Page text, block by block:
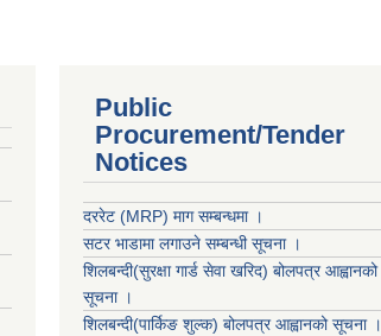
Public
Procurement/Tender
Notices
दररेट (MRP) माग सम्बन्धमा ।
सटर भाडामा लगाउने सम्बन्धी सूचना ।
शिलबन्दी(सुरक्षा गार्ड सेवा खरिद) बोलपत्र आह्वानको
सूचना ।
शिलबन्दी(पार्किङ शुल्क) बोलपत्र आह्वानको सूचना ।